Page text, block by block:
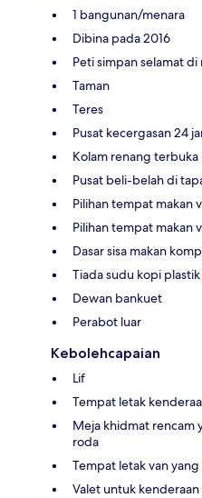
1 bangunan/menara
Dibina pada 2016
Peti simpan selamat
Taman
Teres
Pusat kecergasan 24
Kolam renang terbuka
Pusat beli-belah di
Pilihan tempat makan
Pilihan tempat makan
Dasar sisa makan
Tiada sudu kopi plastik
Dewan bankuet
Perabot luar
Kebolehcapaian
Lif
Tempat letak
Meja khidmat rencam
roda
Tempat letak van
Valet untuk